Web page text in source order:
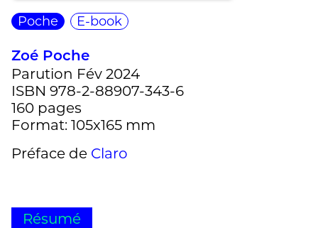
Poche E-book
Zoé Poche
Parution Fév 2024
ISBN 978-2-88907-343-6
160 pages
Format: 105x165 mm
Préface de Claro
Résumé